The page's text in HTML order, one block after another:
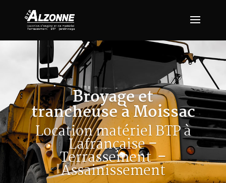
Broyage et
trancheuse à Moissac
Location matériel BTP à
Lafrançaise –
Terrassement –
Assainissement